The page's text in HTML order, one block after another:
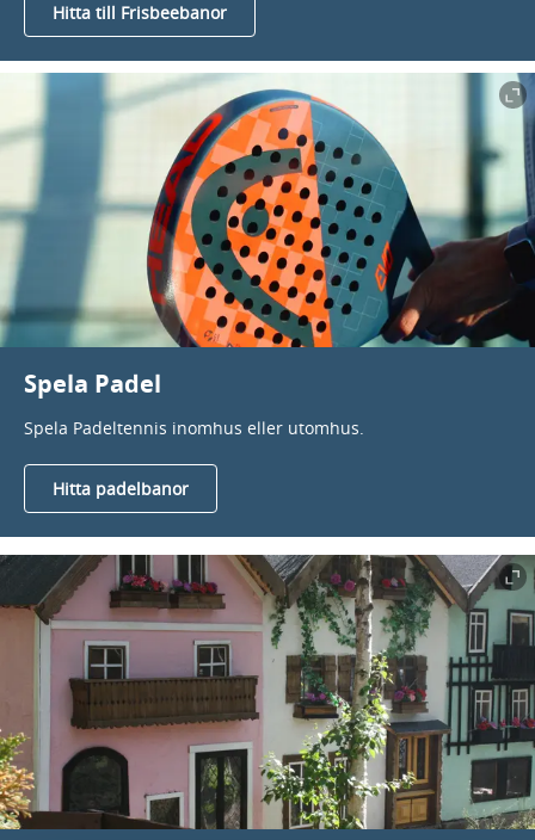
Hitta till Frisbeebanor
Spela Padel
Spela Padeltennis inomhus eller utomhus.
Hitta padelbanor